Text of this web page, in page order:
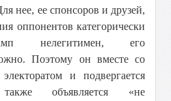
нее, ее спонсоров и друзей,
оппонентов категорически
нелегитимен, его
Поэтому он вместе со
и подвергается
объявляется «не